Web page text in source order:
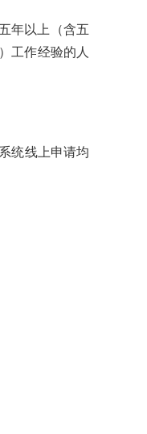
年以上（含五
工作经验的人
统线上申请均